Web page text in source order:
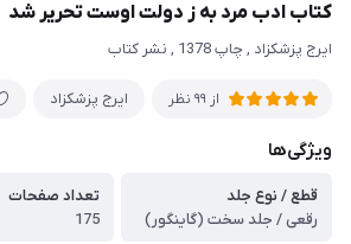
کتاب ادب مرد به ز دولت اوست تحریر شد
ایرج پزشکزاد , چاپ 1378 , نشر کتاب
از99 نظر ایرج پزشکزاد
ویژگی‌ها
قطع / نوع جلد
رقعی / جلد سخت (گاینگور)
تعداد صفحات
175